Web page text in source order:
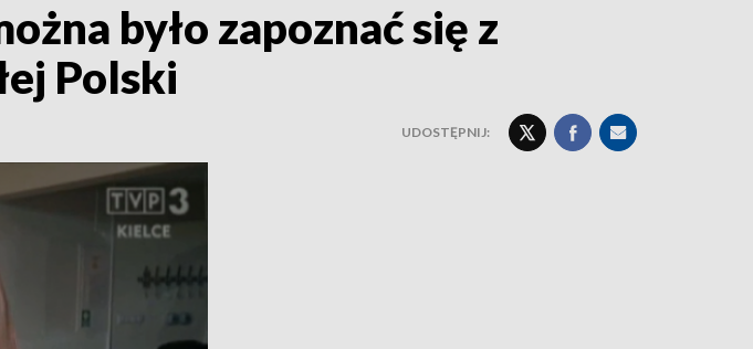
było zapoznać się z
Polski
UDOSTĘPNIJ: